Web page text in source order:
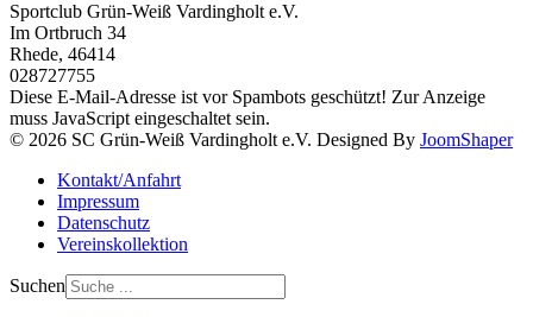
Sportclub Grün-Weiß Vardingholt e.V.
Im Ortbruch 34
Rhede, 46414
028727755
Diese E-Mail-Adresse ist vor Spambots geschützt! Zur Anzeige
muss JavaScript eingeschaltet sein.
© 2026 SC Grün-Weiß Vardingholt e.V. Designed By JoomShaper
Kontakt/Anfahrt
Impressum
Datenschutz
Vereinskollektion
Suchen